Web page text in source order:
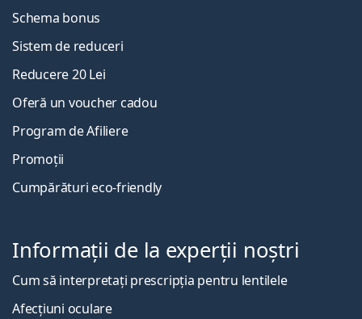
Schema bonus
Sistem de reduceri
Reducere 20 Lei
Oferă un voucher cadou
Program de Afiliere
Promoții
Cumpărături eco-friendly
Informații de la experții noștri
Cum să interpretați prescripția pentru lentilele
Afecțiuni oculare